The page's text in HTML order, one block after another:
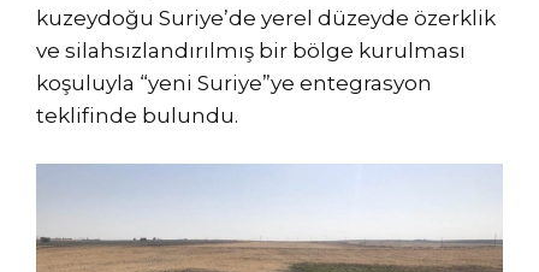
kuzeydoğu Suriye’de yerel düzeyde özerklik
ve silahsızlandırılmış bir bölge kurulması
koşuluyla “yeni Suriye”ye entegrasyon
teklifinde bulundu.